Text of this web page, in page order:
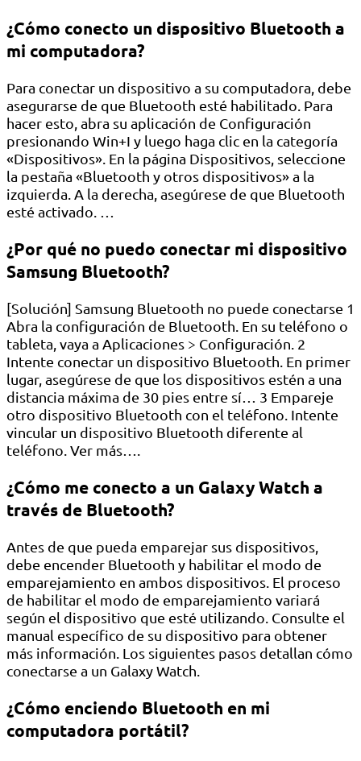
¿Cómo conecto un dispositivo Bluetooth a
mi computadora?
Para conectar un dispositivo a su computadora, debe
asegurarse de que Bluetooth esté habilitado. Para
hacer esto, abra su aplicación de Configuración
presionando Win+I y luego haga clic en la categoría
«Dispositivos». En la página Dispositivos, seleccione
la pestaña «Bluetooth y otros dispositivos» a la
izquierda. A la derecha, asegúrese de que Bluetooth
esté activado. …
¿Por qué no puedo conectar mi dispositivo
Samsung Bluetooth?
[Solución] Samsung Bluetooth no puede conectarse 1
Abra la configuración de Bluetooth. En su teléfono o
tableta, vaya a Aplicaciones > Configuración. 2
Intente conectar un dispositivo Bluetooth. En primer
lugar, asegúrese de que los dispositivos estén a una
distancia máxima de 30 pies entre sí… 3 Empareje
otro dispositivo Bluetooth con el teléfono. Intente
vincular un dispositivo Bluetooth diferente al
teléfono. Ver más….
¿Cómo me conecto a un Galaxy Watch a
través de Bluetooth?
Antes de que pueda emparejar sus dispositivos,
debe encender Bluetooth y habilitar el modo de
emparejamiento en ambos dispositivos. El proceso
de habilitar el modo de emparejamiento variará
según el dispositivo que esté utilizando. Consulte el
manual específico de su dispositivo para obtener
más información. Los siguientes pasos detallan cómo
conectarse a un Galaxy Watch.
¿Cómo enciendo Bluetooth en mi
computadora portátil?